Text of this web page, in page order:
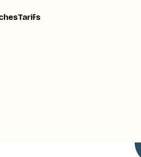
Tarifs